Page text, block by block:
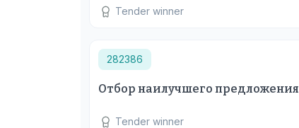
Tender winner
282386
Отбор наилучшего предложения
Tender winner